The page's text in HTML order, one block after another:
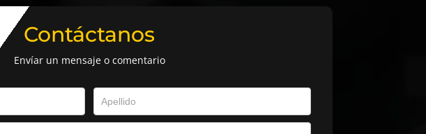
Contáctanos
Envíar un mensaje o comentario